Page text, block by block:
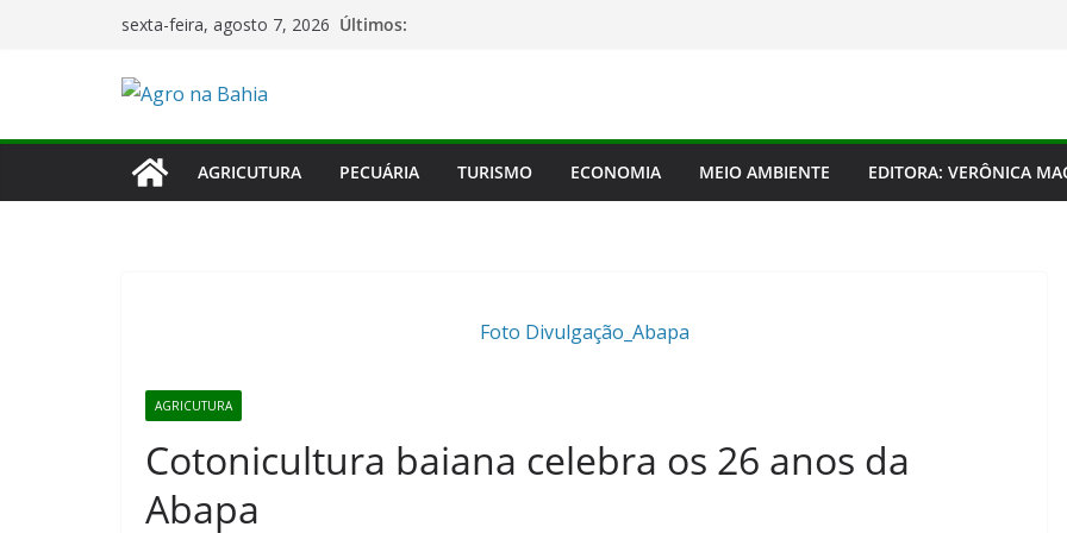
sexta-feira, agosto 7, 2026 Últimos:
AGRICUTURA PECUÁRIA TURISMO ECONOMIA MEIO AMBIENTE EDITORA: VERÔNICA
Foto Divulgação_Abapa
AGRICUTURA
Cotonicultura baiana celebra os 26 anos da
Abapa